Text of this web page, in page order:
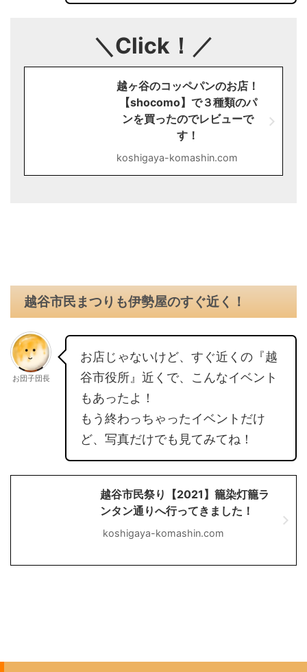
＼Click！／
越ヶ谷のコッペパンのお店！
【shocomo】で３種類のパ
ンを買ったのでレビューで
す！
koshigaya-komashin.com
越谷市民まつりも伊勢屋のすぐ近く！
お団子団長
お店じゃないけど、すぐ近くの『越
谷市役所』近くで、こんなイベント
もあったよ！
もう終わっちゃったイベントだけ
ど、写真だけでも見てみてね！
越谷市民祭り【2021】籠染灯籠ラ
ンタン通りへ行ってきました！
koshigaya-komashin.com